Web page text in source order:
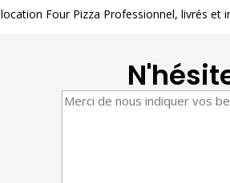
location Four Pizza Professionnel, livrés et